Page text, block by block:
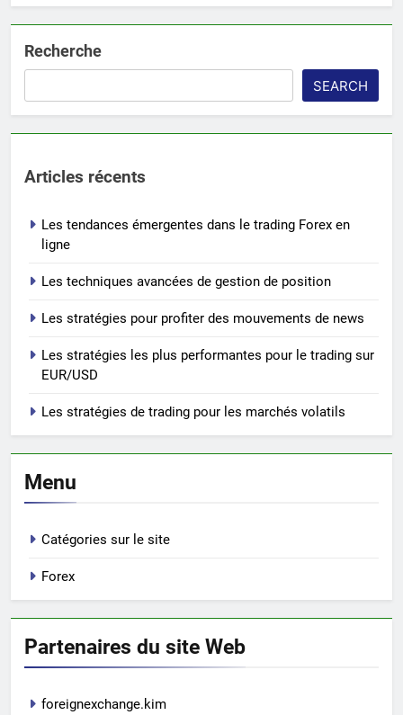
Recherche
SEARCH
Articles récents
Les tendances émergentes dans le trading Forex en
ligne
Les techniques avancées de gestion de position
Les stratégies pour profiter des mouvements de news
Les stratégies les plus performantes pour le trading sur
EUR/USD
Les stratégies de trading pour les marchés volatils
Menu
Catégories sur le site
Forex
Partenaires du site Web
foreignexchange.kim